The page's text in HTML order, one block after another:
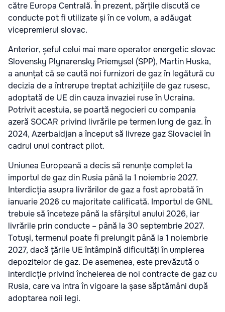
către Europa Centrală. În prezent, părțile discută ce
conducte pot fi utilizate și în ce volum, a adăugat
vicepremierul slovac.
Anterior, șeful celui mai mare operator energetic slovac
Slovensky Plynarensky Priemysel (SPP), Martin Huska,
a anunțat că se caută noi furnizori de gaz în legătură cu
decizia de a întrerupe treptat achizițiile de gaz rusesc,
adoptată de UE din cauza invaziei ruse în Ucraina.
Potrivit acestuia, se poartă negocieri cu compania
azeră SOCAR privind livrările pe termen lung de gaz. În
2024, Azerbaidjan a început să livreze gaz Slovaciei în
cadrul unui contract pilot.
Uniunea Europeană a decis să renunțe complet la
importul de gaz din Rusia până la 1 noiembrie 2027.
Interdicția asupra livrărilor de gaz a fost aprobată în
ianuarie 2026 cu majoritate calificată. Importul de GNL
trebuie să înceteze până la sfârșitul anului 2026, iar
livrările prin conducte – până la 30 septembrie 2027.
Totuși, termenul poate fi prelungit până la 1 noiembrie
2027, dacă țările UE întâmpină dificultăți în umplerea
depozitelor de gaz. De asemenea, este prevăzută o
interdicție privind încheierea de noi contracte de gaz cu
Rusia, care va intra în vigoare la șase săptămâni după
adoptarea noii legi.